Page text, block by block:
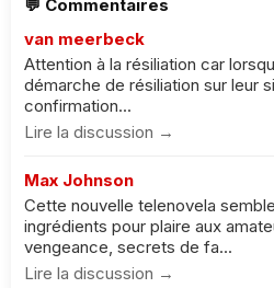
💬 Commentaires
van meerbeck
Attention à la résiliation car
démarche de résiliation sur leur
confirmation...
Lire la discussion →
Max Johnson
Cette nouvelle telenovela
ingrédients pour plaire aux
vengeance, secrets de fa...
Lire la discussion →